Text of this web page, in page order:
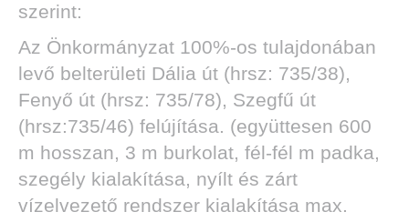
szerint:
Az Önkormányzat 100%-os tulajdonában
levő belterületi Dália út (hrsz: 735/38),
Fenyő út (hrsz: 735/78), Szegfű út
(hrsz:735/46) felújítása. (együttesen 600
m hosszan, 3 m burkolat, fél-fél m padka,
szegély kialakítása, nyílt és zárt
vízelvezető rendszer kialakítása max.